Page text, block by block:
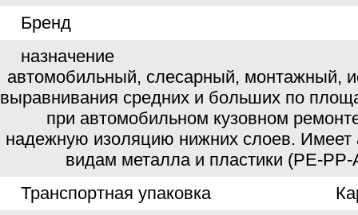
Бренд
назначение
автомобильный, слесарный, монтажный,
выравнивания средних и больших по
при автомобильном кузовном
надежную изоляцию нижних слоев. Имеет
видам металла и пластики (PE-
Транспортная упаковка